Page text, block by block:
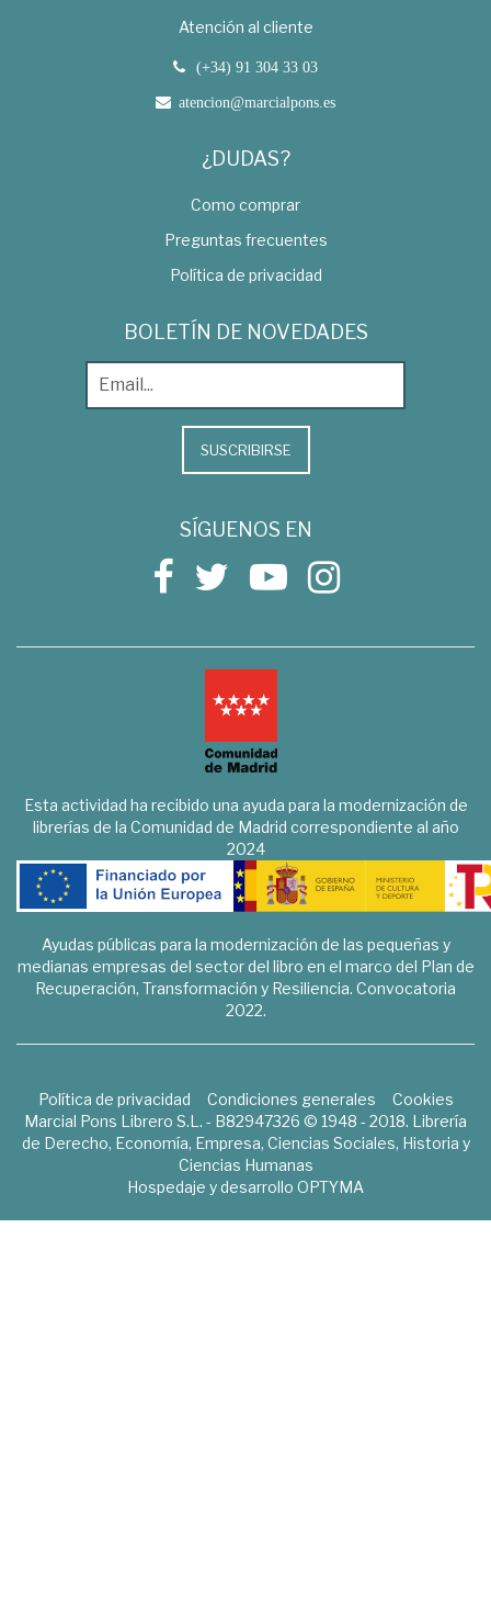
Atención al cliente
(+34) 91 304 33 03
atencion@marcialpons.es
¿DUDAS?
Como comprar
Preguntas frecuentes
Política de privacidad
BOLETÍN DE NOVEDADES
SUSCRIBIRSE
SÍGUENOS EN
Esta actividad ha recibido una ayuda para la modernización de
librerías de la Comunidad de Madrid correspondiente al año
2024
Ayudas públicas para la modernización de las pequeñas y
medianas empresas del sector del libro en el marco del Plan de
Recuperación, Transformación y Resiliencia. Convocatoria
2022.
Política de privacidad Condiciones generales
Cookies
Marcial Pons Librero S.L. - B82947326 © 1948 - 2018. Librería
de Derecho, Economía, Empresa, Ciencias Sociales, Historia y
Ciencias Humanas
Hospedaje y desarrollo OPTYMA